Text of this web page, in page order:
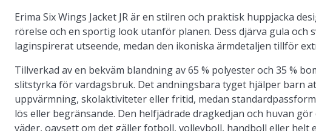
Erima Six Wings Jacket JR är en stilren och praktisk huppjacka
rörelse och en sportig look utanför planen. Dess djärva gula
laginspirerat utseende, medan den ikoniska ärmdetaljen tillför
Tillverkad av en bekväm blandning av 65 % polyester och 35 %
slitstyrka för vardagsbruk. Det andningsbara tyget hjälper barn
uppvärmning, skolaktiviteter eller fritid, medan
lös eller begränsande. Den helfjädrade dragkedjan och huvan
väder, oavsett om det gäller fotboll, volleyboll, handboll eller helt